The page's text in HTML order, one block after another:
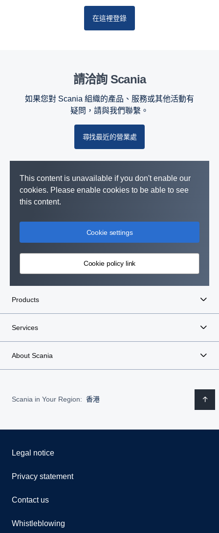
在這裡登錄
請洽詢 Scania
如果您對 Scania 組織的產品、服務或其他活動有
疑問，請與我們聯繫。
尋找最近的營業處
This content is unavailable if you don't enable our
cookies. Please enable cookies to be able to see
this content.
Cookie settings
Cookie policy link
Products
Services
About Scania
Scania in Your Region: 香港
Legal notice
Privacy statement
Contact us
Whistleblowing